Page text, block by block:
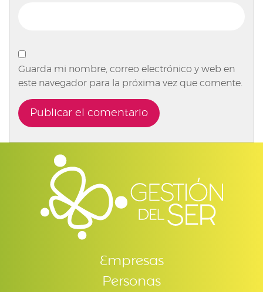
Guarda mi nombre, correo electrónico y web en
este navegador para la próxima vez que comente.
Empresas
Personas